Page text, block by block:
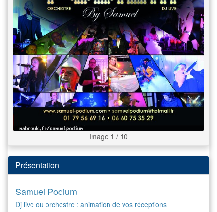
Image 1 / 10
Présentation
Samuel Podium
Dj live ou orchestre : animation de vos réceptions